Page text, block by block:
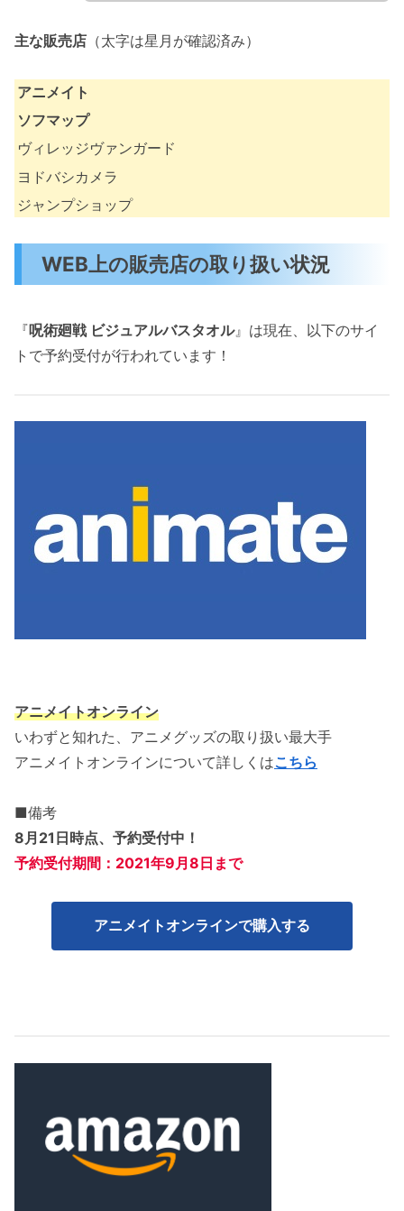
主な販売店 （太字は星月が確認済み）
アニメイト
ソフマップ
ヴィレッジヴァンガード
ヨドバシカメラ
ジャンプショップ
WEB上の販売店の取り扱い状況
『呪術廻戦 ビジュアルバスタオル』は現在、以下のサイ
トで予約受付が行われています！
アニメイトオンライン
いわずと知れた、アニメグッズの取り扱い最大手
アニメイトオンラインについて詳しくはこちら
■備考
8月21日時点、予約受付中！
予約受付期間：2021年9月8日まで
アニメイトオンラインで購入する